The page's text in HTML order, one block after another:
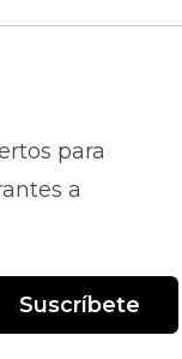
para
a
Suscríbete